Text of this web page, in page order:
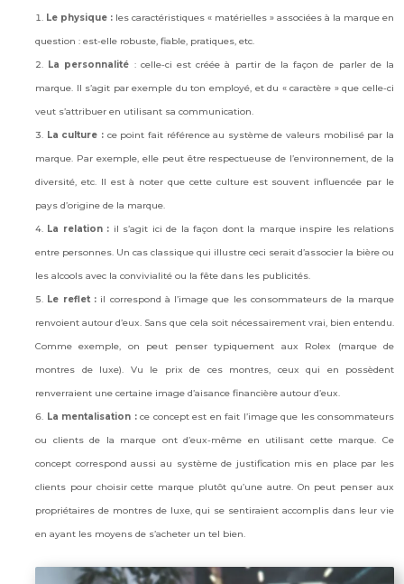
Le physique : les caractéristiques « matérielles » associées à la marque en
question : est-elle robuste, fiable, pratiques, etc.
La personnalité : celle-ci est créée à partir de la façon de parler de la
marque. Il s’agit par exemple du ton employé, et du « caractère » que celle-ci
veut s’attribuer en utilisant sa communication.
La culture : ce point fait référence au système de valeurs mobilisé par la
marque. Par exemple, elle peut être respectueuse de l’environnement, de la
diversité, etc. Il est à noter que cette culture est souvent influencée par le
pays d’origine de la marque.
La relation : il s’agit ici de la façon dont la marque inspire les relations
entre personnes. Un cas classique qui illustre ceci serait d’associer la bière ou
les alcools avec la convivialité ou la fête dans les publicités.
Le reflet : il correspond à l’image que les consommateurs de la marque
renvoient autour d’eux. Sans que cela soit nécessairement vrai, bien entendu.
Comme exemple, on peut penser typiquement aux Rolex (marque de
montres de luxe). Vu le prix de ces montres, ceux qui en possèdent
renverraient une certaine image d’aisance financière autour d’eux.
La mentalisation : ce concept est en fait l’image que les consommateurs
ou clients de la marque ont d’eux-même en utilisant cette marque. Ce
concept correspond aussi au système de justification mis en place par les
clients pour choisir cette marque plutôt qu’une autre. On peut penser aux
propriétaires de montres de luxe, qui se sentiraient accomplis dans leur vie
en ayant les moyens de s’acheter un tel bien.